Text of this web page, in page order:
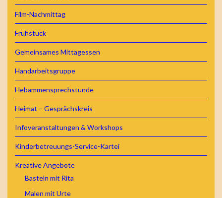
Film-Nachmittag
Frühstück
Gemeinsames Mittagessen
Handarbeitsgruppe
Hebammensprechstunde
Heimat – Gesprächskreis
Infoveranstaltungen & Workshops
Kinderbetreuungs-Service-Kartei
Kreative Angebote
Basteln mit Rita
Malen mit Urte